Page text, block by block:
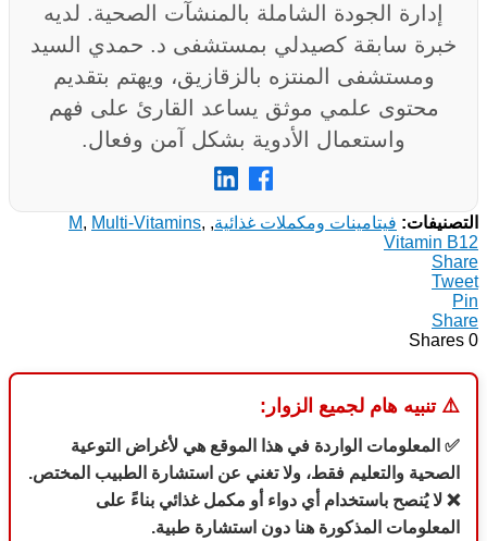
إدارة الجودة الشاملة بالمنشآت الصحية. لديه
خبرة سابقة كصيدلي بمستشفى د. حمدي السيد
ومستشفى المنتزه بالزقازيق، ويهتم بتقديم
محتوى علمي موثق يساعد القارئ على فهم
واستعمال الأدوية بشكل آمن وفعال.
التصنيفات: فيتامينات ومكملات غذائية,
M, Multi-Vitamins,
Vitamin B12
Share
Tweet
Pin
Share
0
Shares
⚠️تنبيه هام لجميع الزوار:
✅ المعلومات الواردة في هذا الموقع هي لأغراض التوعية
الصحية والتعليم فقط، ولا تغني عن استشارة الطبيب المختص.
❌ لا يُنصح باستخدام أي دواء أو مكمل غذائي بناءً على
المعلومات المذكورة هنا دون استشارة طبية.